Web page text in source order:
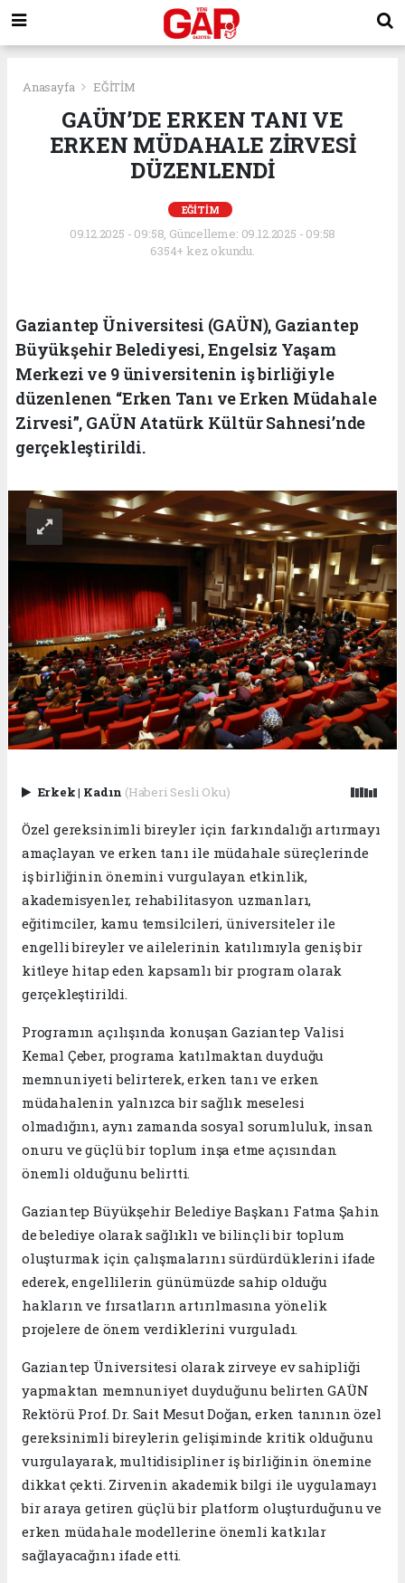
Anasayfa EĞİTİM
GAÜN’DE ERKEN TANI VE
ERKEN MÜDAHALE ZİRVESİ
DÜZENLENDİ
EĞİTİM
09.12.2025 - 09:58, Güncelleme: 09.12.2025 - 09:58
6354+ kez okundu.
Gaziantep Üniversitesi (GAÜN), Gaziantep
Büyükşehir Belediyesi, Engelsiz Yaşam
Merkezi ve 9 üniversitenin iş birliğiyle
düzenlenen “Erken Tanı ve Erken Müdahale
Zirvesi”, GAÜN Atatürk Kültür Sahnesi’nde
gerçekleştirildi.
Erkek| Kadın (Haberi Sesli Oku)
Özel gereksinimli bireyler için farkındalığı artırmayı
amaçlayan ve erken tanı ile müdahale süreçlerinde
iş birliğinin önemini vurgulayan etkinlik,
akademisyenler, rehabilitasyon uzmanları,
eğitimciler, kamu temsilcileri, üniversiteler ile
engelli bireyler ve ailelerinin katılımıyla geniş bir
kitleye hitap eden kapsamlı bir program olarak
gerçekleştirildi.
Programın açılışında konuşan Gaziantep Valisi
Kemal Çeber, programa katılmaktan duyduğu
memnuniyeti belirterek, erken tanı ve erken
müdahalenin yalnızca bir sağlık meselesi
olmadığını, aynı zamanda sosyal sorumluluk, insan
onuru ve güçlü bir toplum inşa etme açısından
önemli olduğunu belirtti.
Gaziantep Büyükşehir Belediye Başkanı Fatma Şahin
de belediye olarak sağlıklı ve bilinçli bir toplum
oluşturmak için çalışmalarını sürdürdüklerini ifade
ederek, engellilerin günümüzde sahip olduğu
hakların ve fırsatların artırılmasına yönelik
projelere de önem verdiklerini vurguladı.
Gaziantep Üniversitesi olarak zirveye ev sahipliği
yapmaktan memnuniyet duyduğunu belirten GAÜN
Rektörü Prof. Dr. Sait Mesut Doğan, erken tanının özel
gereksinimli bireylerin gelişiminde kritik olduğunu
vurgulayarak, multidisipliner iş birliğinin önemine
dikkat çekti. Zirvenin akademik bilgi ile uygulamayı
bir araya getiren güçlü bir platform oluşturduğunu ve
erken müdahale modellerine önemli katkılar
sağlayacağını ifade etti.